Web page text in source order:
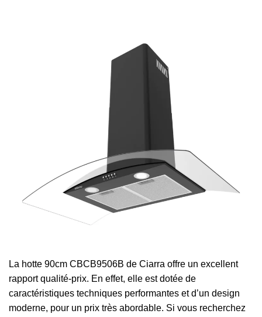
La hotte 90cm CBCB9506B de Ciarra offre un excellent
rapport qualité-prix. En effet, elle est dotée de
caractéristiques techniques performantes et d’un design
moderne, pour un prix très abordable. Si vous recherchez